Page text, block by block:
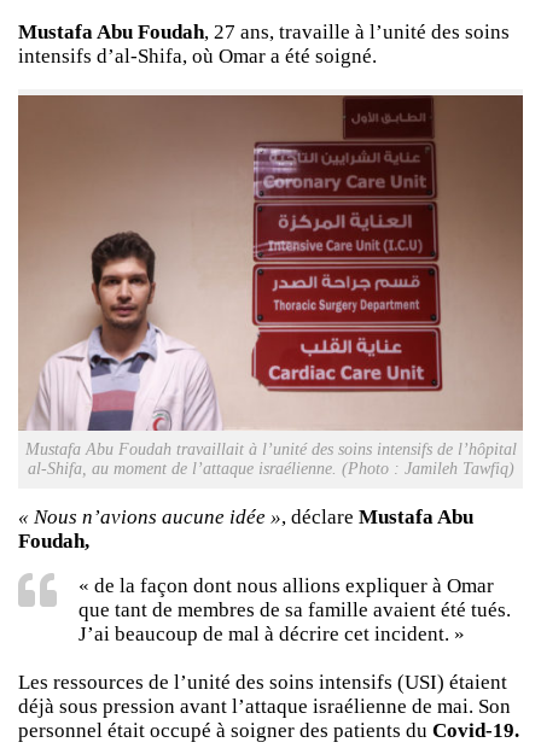
Mustafa Abu Foudah, 27 ans, travaille à l’unité des soins
intensifs d’al-Shifa, où Omar a été soigné.
Mustafa Abu Foudah travaillait à l’unité des soins intensifs de l’hôpital
al-Shifa, au moment de l’attaque israélienne. (Photo : Jamileh Tawfiq)
« Nous n’avions aucune idée », déclare Mustafa Abu
Foudah,
« de la façon dont nous allions expliquer à Omar
que tant de membres de sa famille avaient été tués.
J’ai beaucoup de mal à décrire cet incident. »
Les ressources de l’unité des soins intensifs (USI) étaient
déjà sous pression avant l’attaque israélienne de mai. Son
personnel était occupé à soigner des patients du Covid-19.